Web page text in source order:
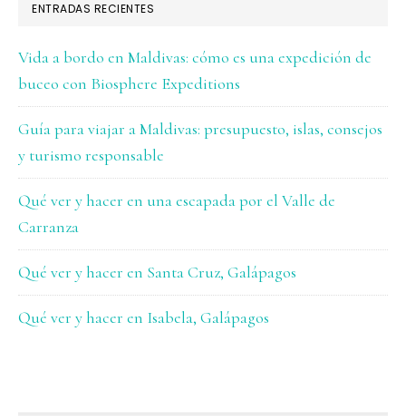
ENTRADAS RECIENTES
Vida a bordo en Maldivas: cómo es una expedición de
buceo con Biosphere Expeditions
Guía para viajar a Maldivas: presupuesto, islas, consejos
y turismo responsable
Qué ver y hacer en una escapada por el Valle de
Carranza
Qué ver y hacer en Santa Cruz, Galápagos
Qué ver y hacer en Isabela, Galápagos